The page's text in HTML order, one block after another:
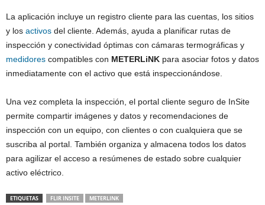
La aplicación incluye un registro cliente para las cuentas, los sitios
y los activos del cliente. Además, ayuda a planificar rutas de
inspección y conectividad óptimas con cámaras termográficas y
medidores compatibles con METERLiNK para asociar fotos y datos
inmediatamente con el activo que está inspeccionándose.
Una vez completa la inspección, el portal cliente seguro de InSite
permite compartir imágenes y datos y recomendaciones de
inspección con un equipo, con clientes o con cualquiera que se
suscriba al portal. También organiza y almacena todos los datos
para agilizar el acceso a resúmenes de estado sobre cualquier
activo eléctrico.
ETIQUETAS FLIR INSITE METERLINK